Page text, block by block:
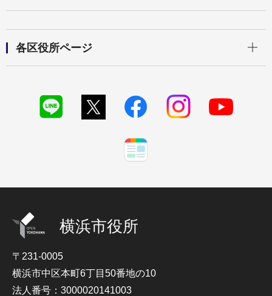
各区役所ページ
横浜市役所
〒231-0005
横浜市中区本町6丁目50番地の10
法人番号：3000020141003